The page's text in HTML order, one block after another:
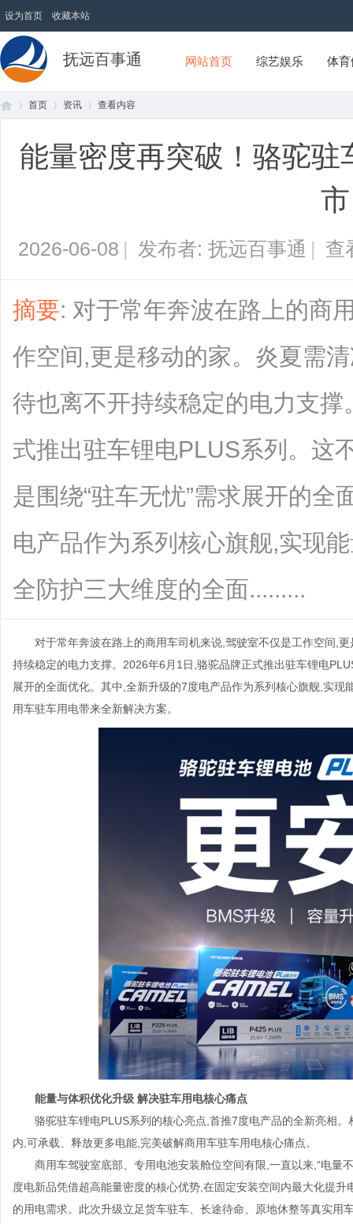
设为首页 收藏本站
抚远百事通 网站首页 综艺娱乐 体
首页 资讯
›
查看内容
能量密度再突破！骆驼
市
2026-06-08 | 发布者: 抚远百事通 | 查
摘要: 对于常年奔波在路上的商
作空间,更是移动的家。炎夏需
待也离不开持续稳定的电力支
式推出驻车锂电PLUS系列。这
是围绕“驻车无忧”需求展开的全
电产品作为系列核心旗舰,实现
全防护三大维度的全面.........
对于常年奔波在路上的商用车司机来说,驾驶室不仅是工作空间,更
持续稳定的电力支撑。2026年6月1日,骆驼品牌正式推出驻车锂电
展开的全面优化。其中,全新升级的7度电产品作为系列核心旗舰,实
用车驻车用电带来全新解决方案。
能量与体积优化升级 解决驻车用电核心痛点
骆驼驻车锂电PLUS系列的核心亮点,首推7度电产品的全新亮相
内,可承载、释放更多电能,完美破解商用车驻车用电核心痛点。
商用车驾驶室底部、专用电池安装舱位空间有限,一直以来,“电量
度电新品凭借超高能量密度的核心优势,在固定安装空间内最大化提
的用电需求。此次升级立足货车驻车、长途待命、原地休整等真实